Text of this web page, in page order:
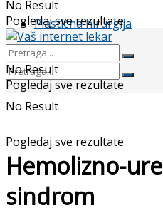
Plastična hirurgija
No Result
Pogledaj sve rezultate
No Result
Pogledaj sve rezultate
No Result
Pogledaj sve rezultate
Hemolizno-
sindrom